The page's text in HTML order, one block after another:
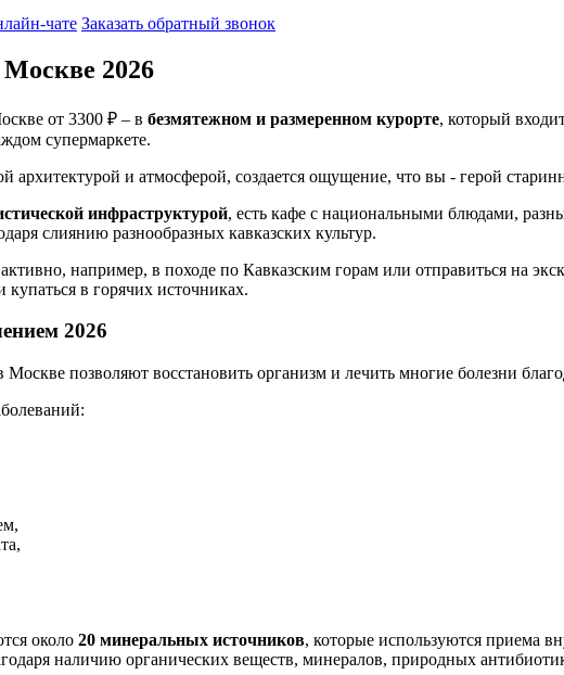
чате Заказать обратный звонок
Москве 2026
от 3300 ₽ – в безмятежном и размеренном курорте, который
супермаркете.
архитектурой и атмосферой, создается ощущение, что вы - герой
инфраструктурой, есть кафе с национальными блюдами,
слиянию разнообразных кавказских культур.
например, в походе по Кавказским горам или отправиться на
в горячих источниках.
2026
позволяют восстановить организм и лечить многие болезни
около 20 минеральных источников, которые используются приема
наличию органических веществ, минералов, природных